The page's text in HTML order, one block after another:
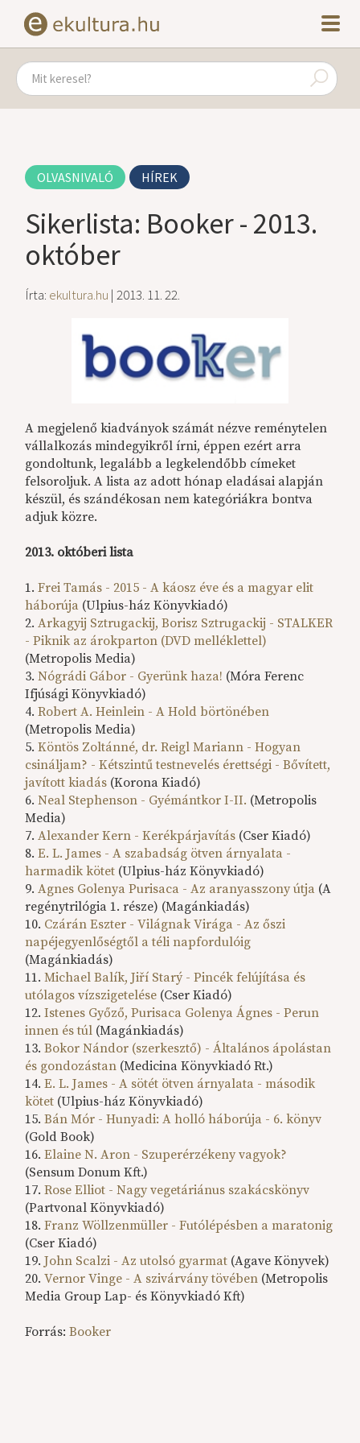
OLVASNIVALÓ HÍREK
Sikerlista: Booker - 2013.
október
Írta: ekultura.hu | 2013. 11. 22.
A megjelenő kiadványok számát nézve reménytelen
vállalkozás mindegyikről írni, éppen ezért arra
gondoltunk, legalább a legkelendőbb címeket
felsoroljuk. A lista az adott hónap eladásai alapján
készül, és szándékosan nem kategóriákra bontva
adjuk közre.
2013. októberi lista
1.Frei Tamás - 2015 - A káosz éve és a magyar elit
háborúja (Ulpius-ház Könyvkiadó)
2.Arkagyij Sztrugackij, Borisz Sztrugackij - STALKER
- Piknik az árokparton (DVD melléklettel)
(Metropolis Media)
3.Nógrádi Gábor - Gyerünk haza! (Móra Ferenc
Ifjúsági Könyvkiadó)
4.Robert A. Heinlein - A Hold börtönében
(Metropolis Media)
5.Köntös Zoltánné, dr. Reigl Mariann - Hogyan
csináljam? - Kétszintű testnevelés érettségi - Bővített,
javított kiadás (Korona Kiadó)
6.Neal Stephenson - Gyémántkor I-II. (Metropolis
Media)
7.Alexander Kern - Kerékpárjavítás (Cser Kiadó)
8.E. L. James - A szabadság ötven árnyalata -
harmadik kötet (Ulpius-ház Könyvkiadó)
9.Agnes Golenya Purisaca - Az aranyasszony útja (A
regénytrilógia 1. része) (Magánkiadás)
10. Czárán Eszter - Világnak Virága - Az őszi
napéjegyenlőségtől a téli napfordulóig
(Magánkiadás)
11.Michael Balík, Jiří Starý - Pincék felújítása és
utólagos vízszigetelése (Cser Kiadó)
12.Istenes Győző, Purisaca Golenya Ágnes - Perun
innen és túl (Magánkiadás)
13.Bokor Nándor (szerkesztő) - Általános ápolástan
és gondozástan (Medicina Könyvkiadó Rt.)
14.E. L. James - A sötét ötven árnyalata - második
kötet (Ulpius-ház Könyvkiadó)
15.Bán Mór - Hunyadi: A holló háborúja - 6. könyv
(Gold Book)
16.Elaine N. Aron - Szuperérzékeny vagyok?
(Sensum Donum Kft.)
17.Rose Elliot - Nagy vegetáriánus szakácskönyv
(Partvonal Könyvkiadó)
18.Franz Wöllzenmüller - Futólépésben a maratonig
(Cser Kiadó)
19.John Scalzi - Az utolsó gyarmat (Agave Könyvek)
20.Vernor Vinge - A szivárvány tövében (Metropolis
Media Group Lap- és Könyvkiadó Kft)
Forrás:Booker